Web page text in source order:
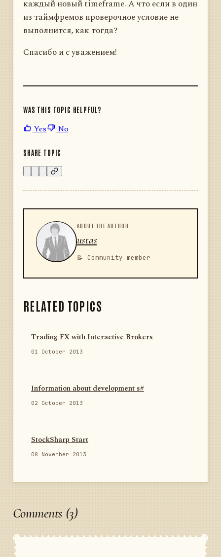
каждый новый timeframe. А что если в один
из таймфремов проверочное условие не
выполнится, как тогда?
Спасибо и с уважением!
WAS THIS TOPIC HELPFUL?
Yes No
SHARE TOPIC
ABOUT THE AUTHOR
ustas
📝 Community member
RELATED TOPICS
Trading FX with Interactive Brokers
01 October 2013
Information about development s#
02 October 2013
StockSharp Start
08 November 2013
Comments (3)